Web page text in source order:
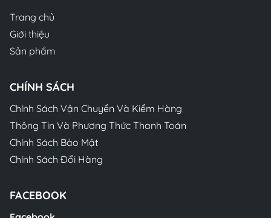
Trang chủ
Giới thiệu
Sản phẩm
CHÍNH SÁCH
Chính Sách Vận Chuyển Và Kiểm Hàng
Thông Tin Và Phương Thức Thanh Toán
Chính Sách Bảo Mật
Chính Sách Đổi Hàng
FACEBOOK